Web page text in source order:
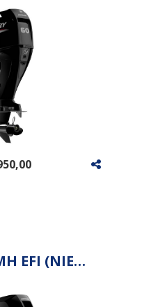
Mercury F8MH EFI (NIEUW)